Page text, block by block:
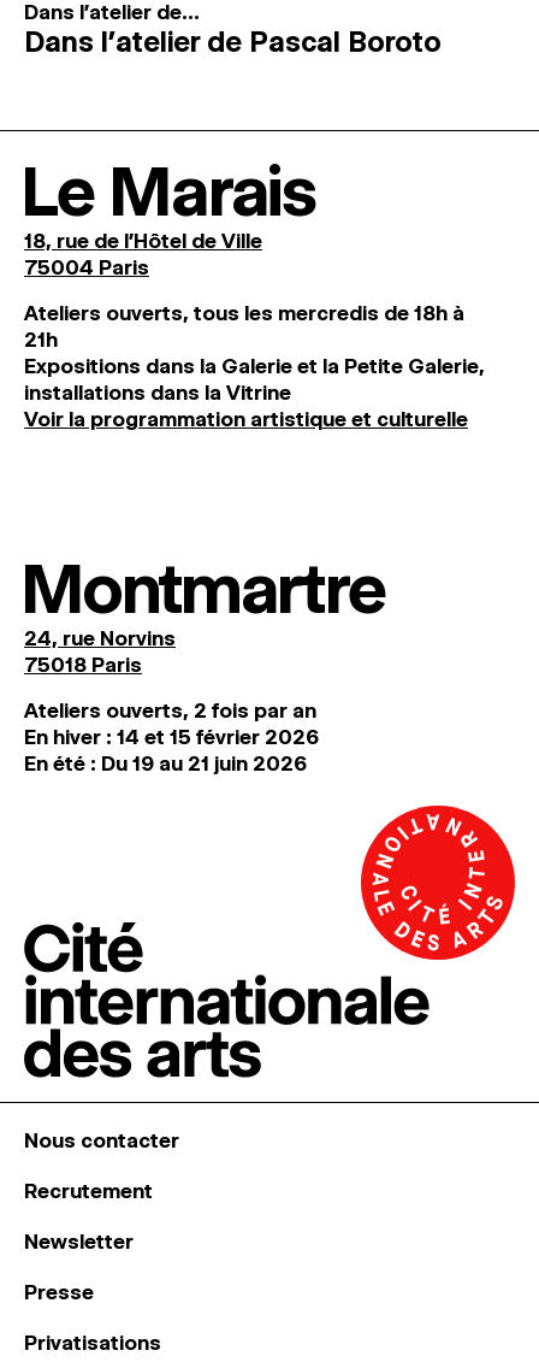
Dans l'atelier de...
Dans l’atelier de Pascal Boroto
Le Marais
18, rue de l'Hôtel de Ville
75004 Paris
Ateliers ouverts, tous les mercredis de 18h à
21h
Expositions dans la Galerie et la Petite Galerie,
installations dans la Vitrine
Voir la programmation artistique et culturelle
Montmartre
24, rue Norvins
75018 Paris
Ateliers ouverts, 2 fois par an
En hiver : 14 et 15 février 2026
En été : Du 19 au 21 juin 2026
Nous contacter
Recrutement
Newsletter
Presse
Privatisations